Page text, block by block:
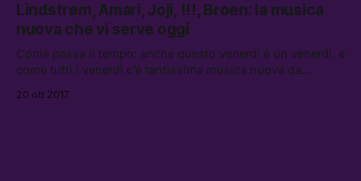
Lindstrøm, Amari, Joji, !!!, Broen: la musica
nuova che vi serve oggi
Come passa il tempo: anche questo venerdì è un venerdì, e
come tutti i venerdì c’è tantissima musica nuova da
20 ott 2017